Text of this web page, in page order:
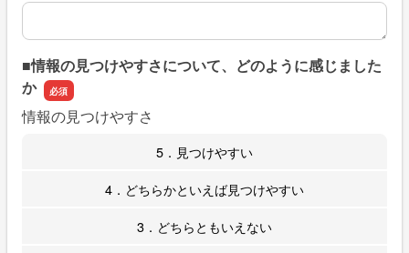
上記のように回答された具体的な理由があればご記入くだ
■情報の見つけやすさについて、どのように感じました
か
情報の見つけやすさ
5．見つけやすい
4．どちらかといえば見つけやすい
3．どちらともいえない